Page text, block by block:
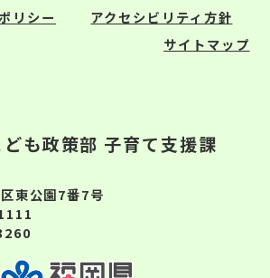
リシー
アクセシビリティ方針
サイトマップ
も政策部 子育て支援課
東公園7番7号